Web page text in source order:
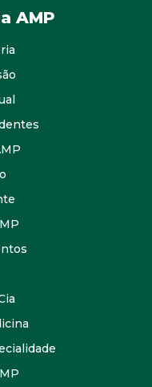
AMP